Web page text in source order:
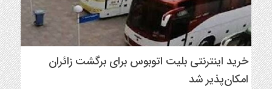
خرید اینترنتی بلیت اتوبوس برای برگشت زائران
امکان‌پذیر شد